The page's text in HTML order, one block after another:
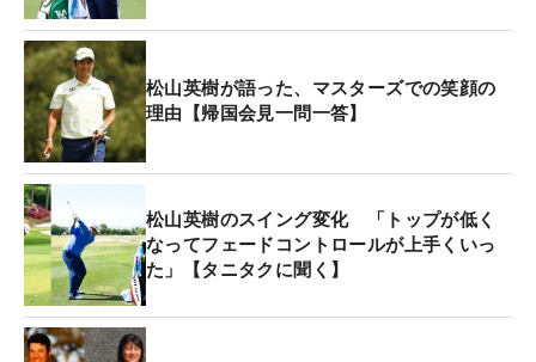
松山英樹が語った、マスターズでの笑顔の
理由【帰国会見一問一答】
松山英樹のスイング変化 「トップが低く
なってフェードコントロールが上手くいっ
た」【タニタクに聞く】